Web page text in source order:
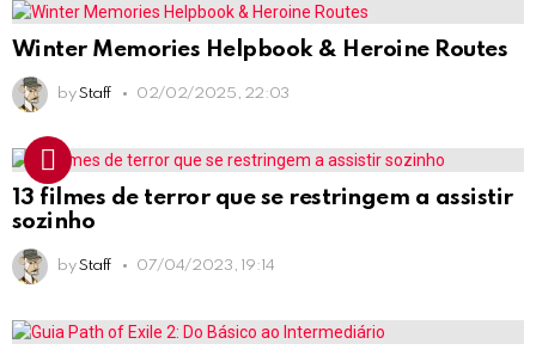
Winter Memories Helpbook & Heroine Routes
by Staff 02/02/2025, 22:03
13 filmes de terror que se restringem a assistir
sozinho
by Staff 07/04/2023, 19:14